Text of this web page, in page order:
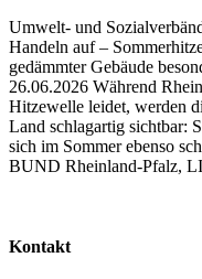
Umwelt- und
Handeln auf –
gedämmter Gebäude
26.06.2026 Während
Hitzewelle leidet, werden
Land schlagartig sichtbar:
sich im Sommer ebenso
BUND Rheinland-Pfalz,
Kontakt